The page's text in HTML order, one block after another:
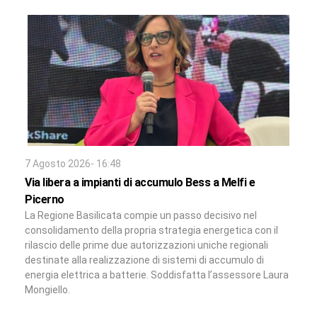
7 Agosto 2026- 16:48
Via libera a impianti di accumulo Bess a Melfi e
Picerno
La Regione Basilicata compie un passo decisivo nel
consolidamento della propria strategia energetica con il
rilascio delle prime due autorizzazioni uniche regionali
destinate alla realizzazione di sistemi di accumulo di
energia elettrica a batterie. Soddisfatta l’assessore Laura
Mongiello.